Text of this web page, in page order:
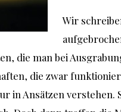
Wir
die man bei
die zwar
in Ansätzen